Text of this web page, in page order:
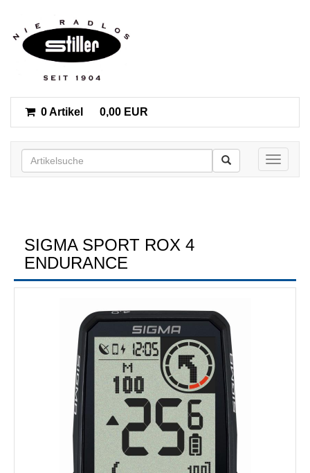
0 Artikel 0,00 EUR
Toggle
SIGMA SPORT ROX 4
ENDURANCE